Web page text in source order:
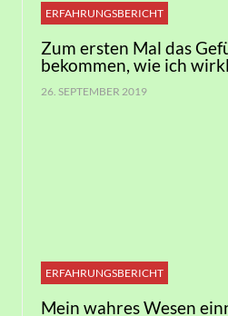
ERFAHRUNGSBERICHT
Zum ersten Mal das
bekommen, wie ich
26. SEPTEMBER 2019
ERFAHRUNGSBERICHT
Mein wahres Wesen